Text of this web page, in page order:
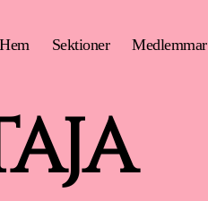
Hem Sektioner Medlemmar